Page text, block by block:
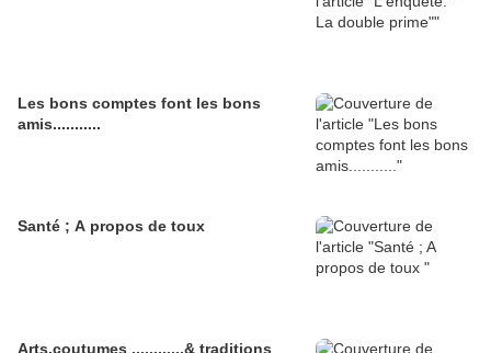
Les bons comptes font les bons
amis...........
Santé ; A propos de toux
Arts,coutumes ............& traditions